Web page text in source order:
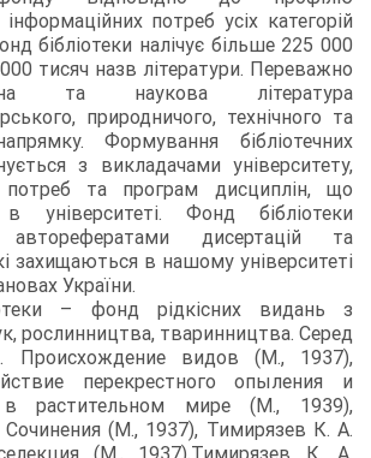
потреб усіх категорій
бібліотеки налічує більше 225 000
тисяч назв літератури. Переважно
та наукова література
природничого, технічного та
Формування бібліотечних
з викладачами університету,
потреб та програм дисциплін, що
університеті. Фонд бібліотеки
авторефератами дисертацій та
захищаються в нашому університеті
України.
– фонд рідкісних видань з
рослинництва, тваринництва. Серед
Происхождение видов (М., 1937),
перекрестного опыления и
в растительном мире (М., 1939),
(М., 1937), Тимирязев К. А.
(М., 1937),Тимирязев К. А.